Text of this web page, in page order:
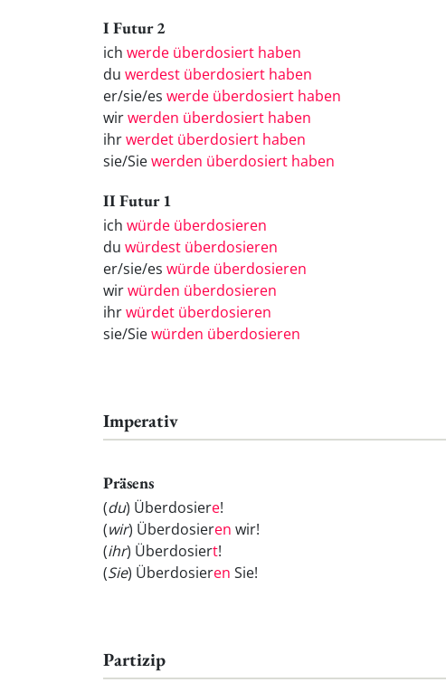
I Futur 2
ich werde überdosiert haben
du werdest überdosiert haben
er/sie/es werde überdosiert haben
wirwerden überdosiert haben
ihrwerdet überdosiert haben
sie/Siewerden überdosiert haben
II Futur 1
ich würde überdosieren
du würdest überdosieren
er/sie/es würde überdosieren
wirwürden überdosieren
ihrwürdet überdosieren
sie/Siewürden überdosieren
Imperativ
Präsens
(du) Überdosiere!
(wir) Überdosieren wir!
(ihr) Überdosiert!
(Sie) Überdosieren Sie!
Partizip